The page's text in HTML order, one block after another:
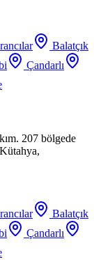
Balatçık
Çandarlı
207 bölgede
Balatçık
Çandarlı